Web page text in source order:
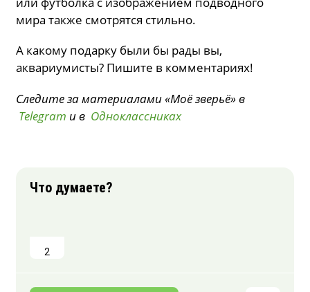
мира также смотрятся стильно.
А какому подарку были бы рады вы,
аквариумисты? Пишите в комментариях!
Следите за материалами «Моё зверьё» в
Telegram и в Одноклассниках
2